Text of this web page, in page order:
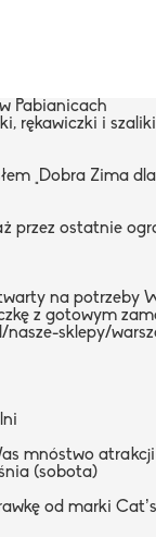
Pabianicach
rękawiczki i
„Dobra Zima
ostatnie
na potrzeby
z gotowym
nasze-sklepy/
mnóstwo
(sobota)
od marki